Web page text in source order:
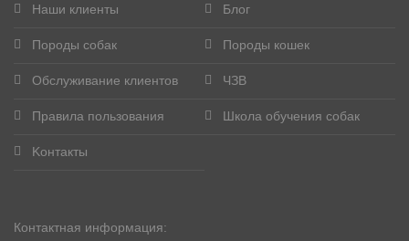
Наши клиенты Блог
Породы собак Породы кошек
Обслуживание клиентов ЧЗВ
Правила пользования Школа обучения собак
Kонтакты
Контактная информация: